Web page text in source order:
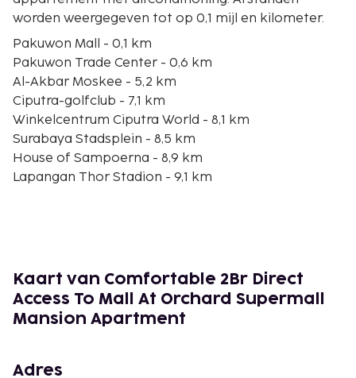
worden weergegeven tot op 0,1 mijl en kilometer.
Pakuwon Mall - 0,1 km
Pakuwon Trade Center - 0,6 km
Al-Akbar Moskee - 5,2 km
Ciputra-golfclub - 7,1 km
Winkelcentrum Ciputra World - 8,1 km
Surabaya Stadsplein - 8,5 km
House of Sampoerna - 8,9 km
Lapangan Thor Stadion - 9,1 km
Dyandra Convention Center Surabaya - 11,1 km
BG Junction - 11,3 km
Joko Dolog standbeeld - 11,9 km
Kaart van Comfortable 2Br Direct
Access To Mall At Orchard Supermall
Mansion Apartment
Adres